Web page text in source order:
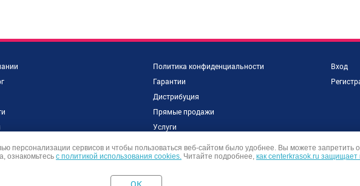
Политика конфиденциальности
Гарантии
Дистрибуция
Прямые продажи
Услуги
Вход
персонализации сервисов и чтобы пользоваться веб-сайтом было удобнее. Вы можете запретить
ознакомьтесь с политикой использования cookies. Читайте подробнее, как centerkrasok.ru защищает